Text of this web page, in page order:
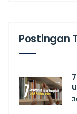
Postingan